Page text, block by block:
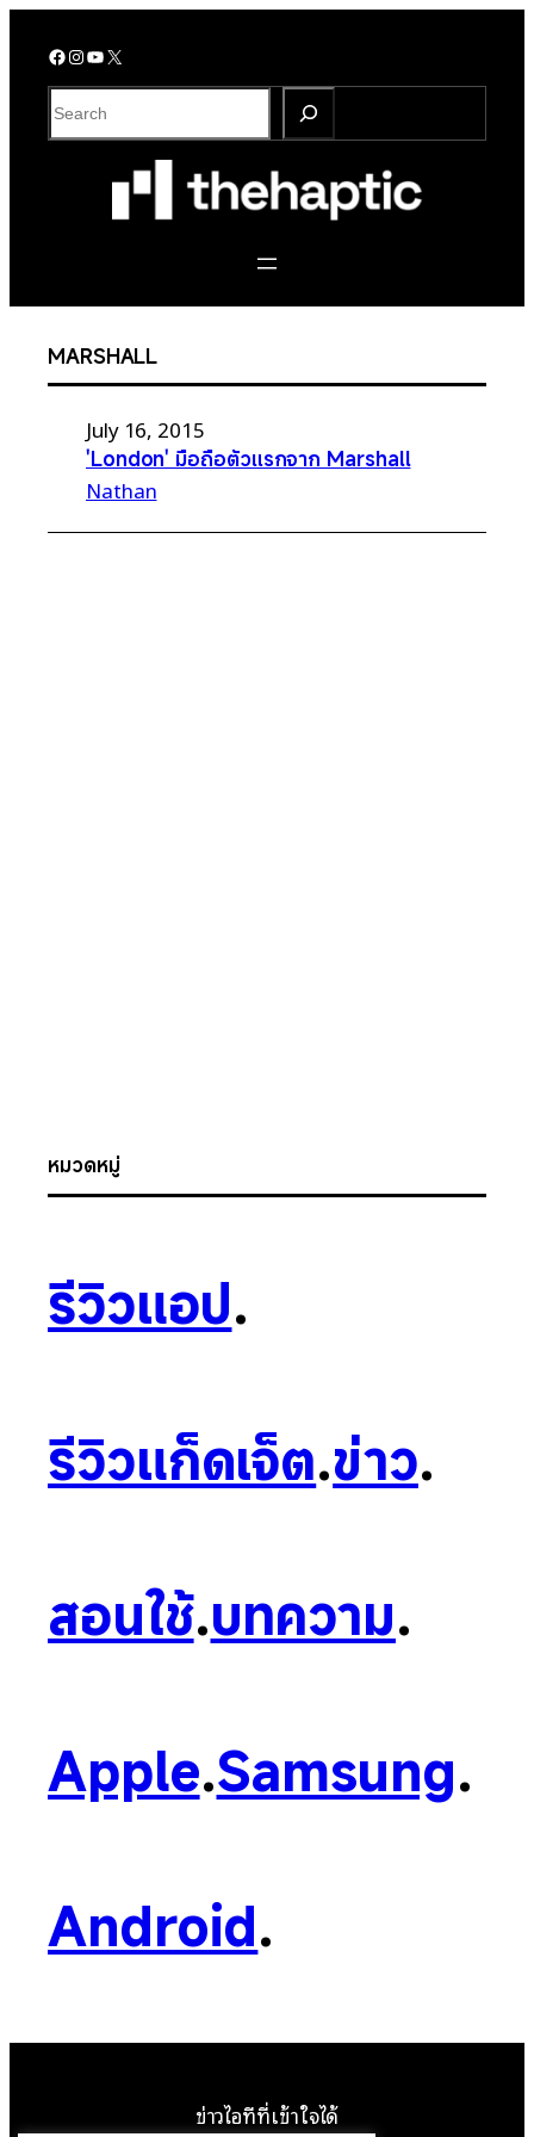
Facebook InstagramYouTube X
S
e
MARSHALL
July 16, 2015
'London' มือถือตัวแรกจาก Marshall
Nathan
หมวดหมู่
รีวิวแอป.
รีวิวแก็ดเจ็ต.ข่าว.
สอนใช้.บทความ.
Apple.Samsung.
Android.
ข่าวไอทีที่เข้าใจได้